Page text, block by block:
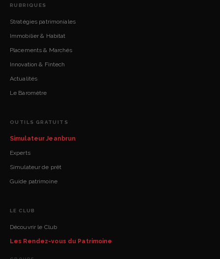
RUBRIQUES
Stratégies patrimoniales
Immobilier & Habitat
Placements & Marchés
Innovation & Fintech
Actualités
Le Baromètre
OUTILS GRATUITS
Simulateur Jeanbrun
Experts
Simulateur de prêt
Guide patrimoine
LE CLUB
Découvrir le Club
Les Rendez-vous du Patrimoine